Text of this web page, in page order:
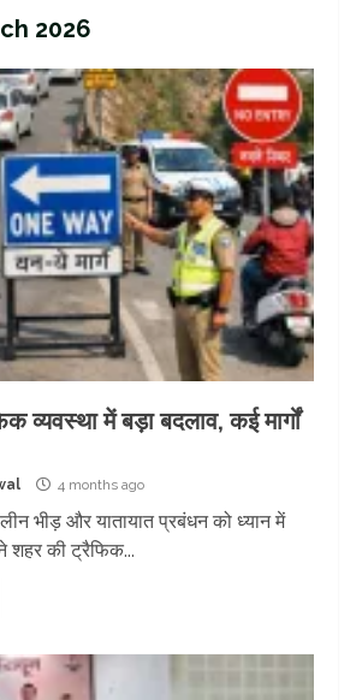
2026
व्यवस्था में बड़ा बदलाव, कई मार्गों
4 months ago
भीड़ और यातायात प्रबंधन को ध्यान में
शहर की ट्रैफिक...